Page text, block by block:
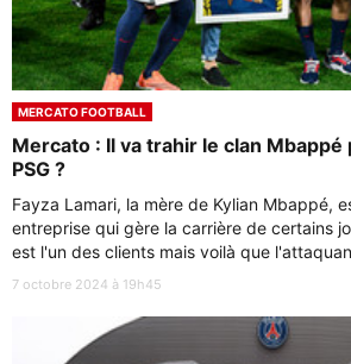
MERCATO FOOTBALL
Mercato : Il va trahir le clan Mbappé
PSG ?
Fayza Lamari, la mère de Kylian Mbappé,
entreprise qui gère la carrière de certains
est l'un des clients mais voilà que
7 octobre 2024 à 19h45